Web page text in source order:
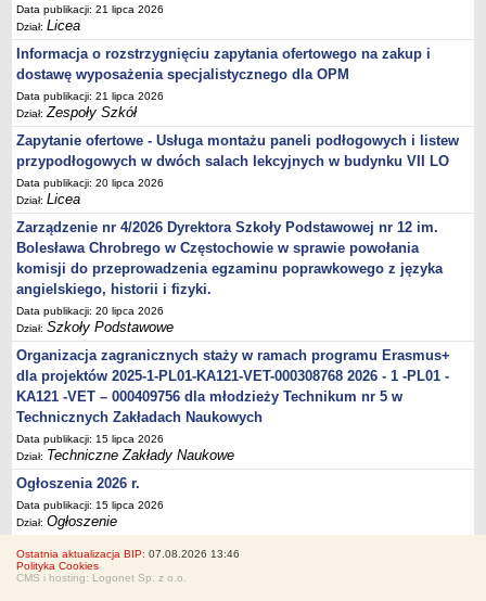
Data publikacji: 21 lipca 2026
Dział:Licea
Informacja o rozstrzygnięciu zapytania ofertowego na zakup i
dostawę wyposażenia specjalistycznego dla OPM
Data publikacji: 21 lipca 2026
Dział:Zespoły Szkół
Zapytanie ofertowe - Usługa montażu paneli podłogowych i listew
przypodłogowych w dwóch salach lekcyjnych w budynku VII LO
Data publikacji: 20 lipca 2026
Dział:Licea
Zarządzenie nr 4/2026 Dyrektora Szkoły Podstawowej nr 12 im.
Bolesława Chrobrego w Częstochowie w sprawie powołania
komisji do przeprowadzenia egzaminu poprawkowego z języka
angielskiego, historii i fizyki.
Data publikacji: 20 lipca 2026
Dział:Szkoły Podstawowe
Organizacja zagranicznych staży w ramach programu Erasmus+
dla projektów 2025-1-PL01-KA121-VET-000308768 2026 - 1 -PL01 -
KA121 -VET – 000409756 dla młodzieży Technikum nr 5 w
Technicznych Zakładach Naukowych
Data publikacji: 15 lipca 2026
Dział: Techniczne Zakłady Naukowe
Ogłoszenia 2026 r.
Data publikacji: 15 lipca 2026
Dział:Ogłoszenie
Ostatnia aktualizacja BIP: 07.08.2026 13:46
Polityka Cookies
CMS i hosting: Logonet Sp. z o.o.